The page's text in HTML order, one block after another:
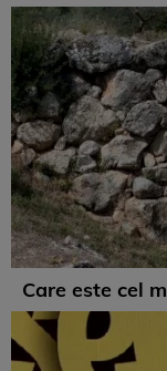
Care este cel